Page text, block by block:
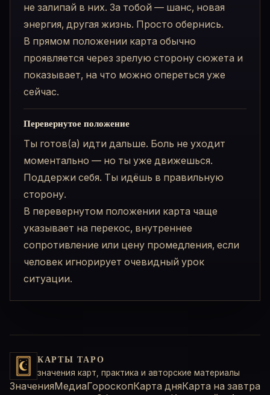
не залипай в них. За тобой — шанс, новая
энергия, другая жизнь. Просто обернись.
В прямом положении карта обычно
проявляется через зрелую сторону сюжета и
показывает, на что можно опереться уже
сейчас.
Перевернутое положение
Ты готов(а) идти дальше. Боль не уходит
моментально — но ты уже движешься.
Поддержи себя. Ты идёшь в правильную
сторону.
В перевернутом положении карта чаще
указывает на перекос, внутреннее
сопротивление или цену промедления, если
человек игнорирует очевидный урок
ситуации.
КАРТЫ ТАРО
значения карт, практика и авторские материалы
ЗначенияМедиаГороскопКарта дняКарта на завтра